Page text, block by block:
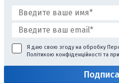
Я даю свою згоду на обробку
Політикою конфіденційності та